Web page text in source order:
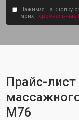
Нажимая на кнопку
моих персональных
Прайс-
M76